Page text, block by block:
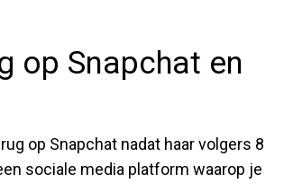
op Snapchat en
op Snapchat nadat haar volgers 8
sociale media platform waarop je